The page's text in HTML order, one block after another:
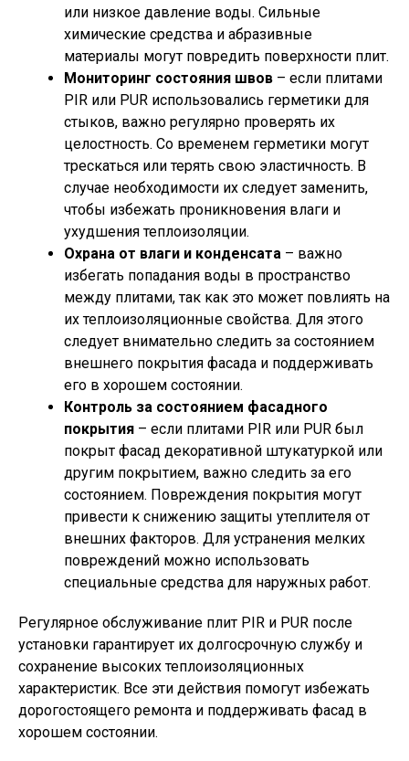
или низкое давление воды. Сильные
химические средства и абразивные
материалы могут повредить поверхности плит.
Мониторинг состояния швов – если плитами
PIR или PUR использовались герметики для
стыков, важно регулярно проверять их
целостность. Со временем герметики могут
трескаться или терять свою эластичность. В
случае необходимости их следует заменить,
чтобы избежать проникновения влаги и
ухудшения теплоизоляции.
Охрана от влаги и конденсата – важно
избегать попадания воды в пространство
между плитами, так как это может повлиять на
их теплоизоляционные свойства. Для этого
следует внимательно следить за состоянием
внешнего покрытия фасада и поддерживать
его в хорошем состоянии.
Контроль за состоянием фасадного
покрытия – если плитами PIR или PUR был
покрыт фасад декоративной штукатуркой или
другим покрытием, важно следить за его
состоянием. Повреждения покрытия могут
привести к снижению защиты утеплителя от
внешних факторов. Для устранения мелких
повреждений можно использовать
специальные средства для наружных работ.
Регулярное обслуживание плит PIR и PUR после
установки гарантирует их долгосрочную службу и
сохранение высоких теплоизоляционных
характеристик. Все эти действия помогут избежать
дорогостоящего ремонта и поддерживать фасад в
хорошем состоянии.